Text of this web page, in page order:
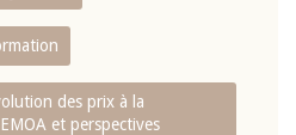
des prix à la
et perspectives